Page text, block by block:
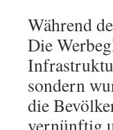
Während
Die
sondern
die
vernünftig